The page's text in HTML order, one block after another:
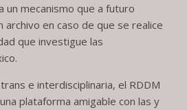
un mecanismo que a futuro
en caso de que se realice
que investigue las
e interdisciplinaria, el RDDM
plataforma amigable con las y